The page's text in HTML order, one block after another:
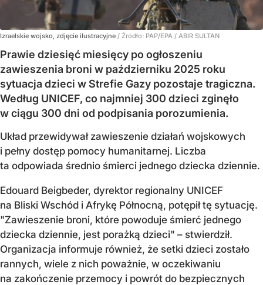
Izraelskie wojsko, zdjęcie ilustracyjne / Źródło: PAP/EPA / ABIR SULTAN
Prawie dziesięć miesięcy po ogłoszeniu
zawieszenia broni w październiku 2025 roku
sytuacja dzieci w Strefie Gazy pozostaje tragiczna.
Według UNICEF, co najmniej 300 dzieci zginęło
w ciągu 300 dni od podpisania porozumienia.
Układ przewidywał zawieszenie działań wojskowych
i pełny dostęp pomocy humanitarnej. Liczba
ta odpowiada średnio śmierci jednego dziecka dziennie.
Edouard Beigbeder, dyrektor regionalny UNICEF
na Bliski Wschód i Afrykę Północną, potępił tę sytuację.
"Zawieszenie broni, które powoduje śmierć jednego
dziecka dziennie, jest porażką dzieci" – stwierdził.
Organizacja informuje również, że setki dzieci zostało
rannych, wiele z nich poważnie, w oczekiwaniu
na zakończenie przemocy i powrót do bezpiecznych